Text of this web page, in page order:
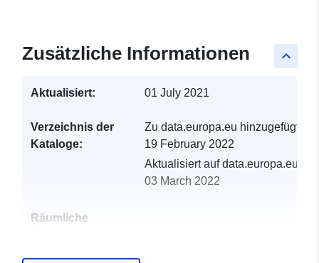
keyboard_arrow_up
Zusätzliche Informationen
Aktualisiert: 01 July 2021
Verzeichnis der
Kataloge:
Zu data.europa.eu hinzugefügt:
19 February 2022
Aktualisiert auf data.europa.eu:
03 March 2022
Räumliche